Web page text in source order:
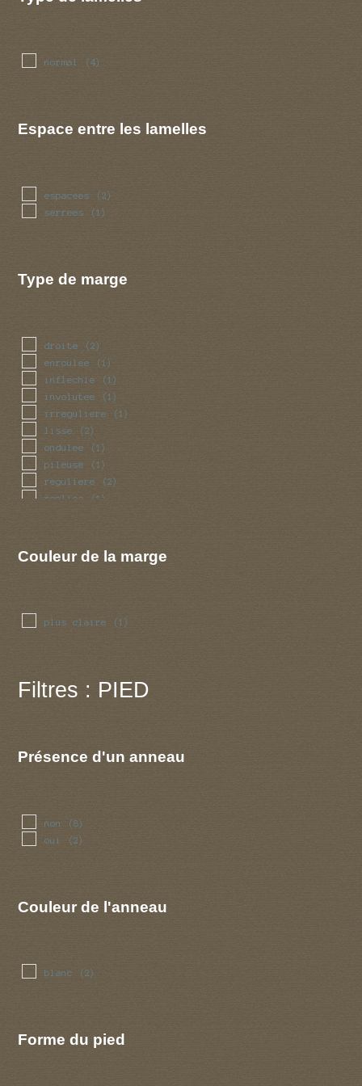
normal (4)
Espace entre les lamelles
espacees (2)
serrees (1)
Type de marge
droite (2)
enroulee (1)
inflechie (1)
involutee (1)
irreguliere (1)
lisse (2)
ondulee (1)
pileuse (1)
reguliere (2)
repliee (1)
Couleur de la marge
plus claire (1)
Filtres : PIED
Présence d'un anneau
non (8)
oui (2)
Couleur de l'anneau
blanc (2)
Forme du pied